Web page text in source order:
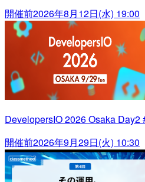
開催前2026年8月12日(水) 19:00
DevelopersIO 2026 Osaka Day2
開催前2026年9月29日(火) 10:30